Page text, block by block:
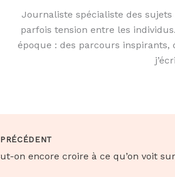
Journaliste spécialiste des
parfois tension entre les
époque : des parcours inspirants,
PRÉCÉDENT